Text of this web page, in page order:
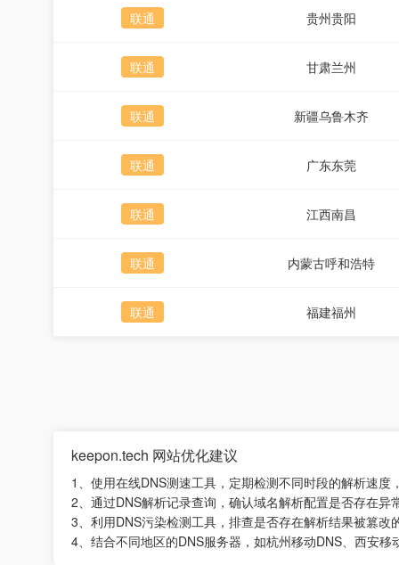
联通 贵州贵阳
联通 甘肃兰州
联通 新疆乌鲁木齐
联通 广东东莞
联通 江西南昌
联通 内蒙古呼和浩特
联通 福建福州
keepon.tech 网站优化建议
1、使用在线DNS测速工具，定期检测不同时段的解析速度
2、通过DNS解析记录查询，确认域名解析配置是否存在异
3、利用DNS污染检测工具，排查是否存在解析结果被篡改
4、结合不同地区的DNS服务器，如杭州移动DNS、西安